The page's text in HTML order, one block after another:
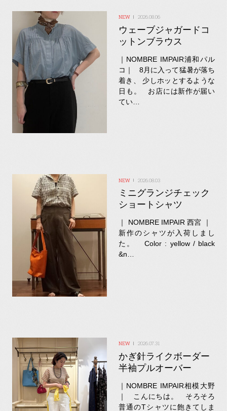
2026.08.06
ウェーブジャガードコ
ットンブラウス
｜NOMBRE IMPAIR浦和パル
コ｜ 8月に入って猛暑が落ち
着き、 少しホッとするような
日も。 お店には新作が届い
てい…
2026.08.03
ミニグランジチェック
ショートシャツ
｜ NOMBRE IMPAIR 西宮 ｜
新作のシャツが入荷しまし
た。 Color : yellow / black
&n…
2026.07.31
かぎ針ライクボーダー
半袖プルオーバー
｜NOMBRE IMPAIR相模大野
｜ こんにちは。 そろそろ
普通のTシャツに飽きてしま